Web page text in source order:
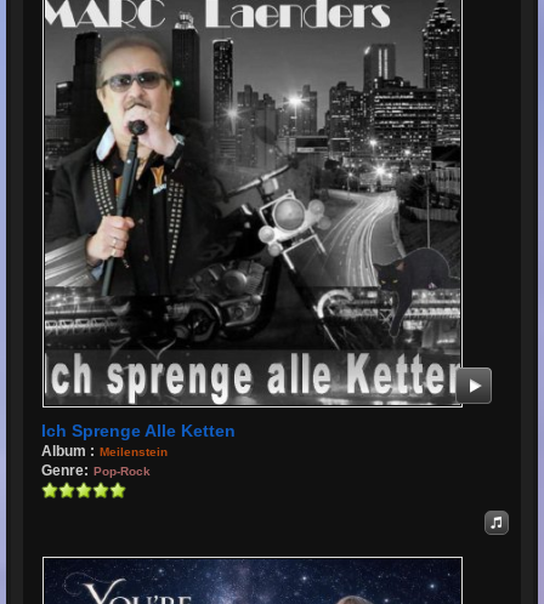
Ich Sprenge Alle Ketten
Album : Meilenstein
Genre: Pop-Rock